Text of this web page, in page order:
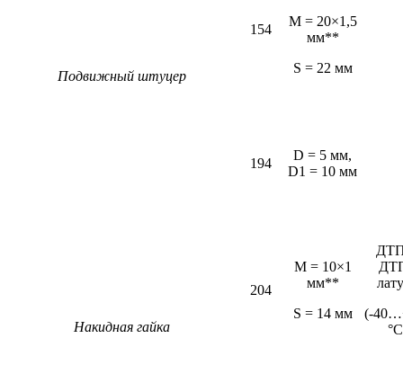
Подвижный штуцер
154
M = 20×1,5
мм**
S = 22 мм
194
D = 5 мм,
D1 = 10 мм
Накидная гайка
204
M = 10×1
мм**
S = 14 мм
(-